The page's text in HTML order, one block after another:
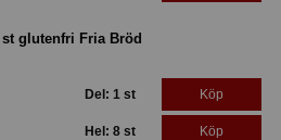
glutenfri Fria Bröd
Del: 1 st Köp
Hel: 8 st Köp